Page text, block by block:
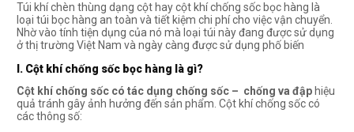
Túi khí chèn thùng dạng cột hay cột khí chống sốc bọc hàng là
loại túi bọc hàng an toàn và tiết kiệm chi phí cho việc vận chuyển.
Nhờ vào tính tiện dụng của nó mà loại túi này đang được sử dụng
ở thị trường Việt Nam và ngày càng được sử dụng phố biến
I. Cột khí chống sốc bọc hàng là gì?
Cột khí chống sốc có tác dụng chống sốc – chống va đập hiệu
quả tránh gây ảnh hưởng đến sản phẩm. Cột khí chống sốc có
các thông số: